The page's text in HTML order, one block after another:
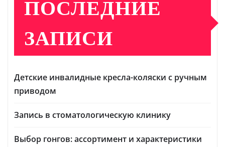
ПОСЛЕДНИЕ
ЗАПИСИ
Детские инвалидные кресла-коляски с ручным
приводом
Запись в стоматологическую клинику
Выбор гонгов: ассортимент и характеристики